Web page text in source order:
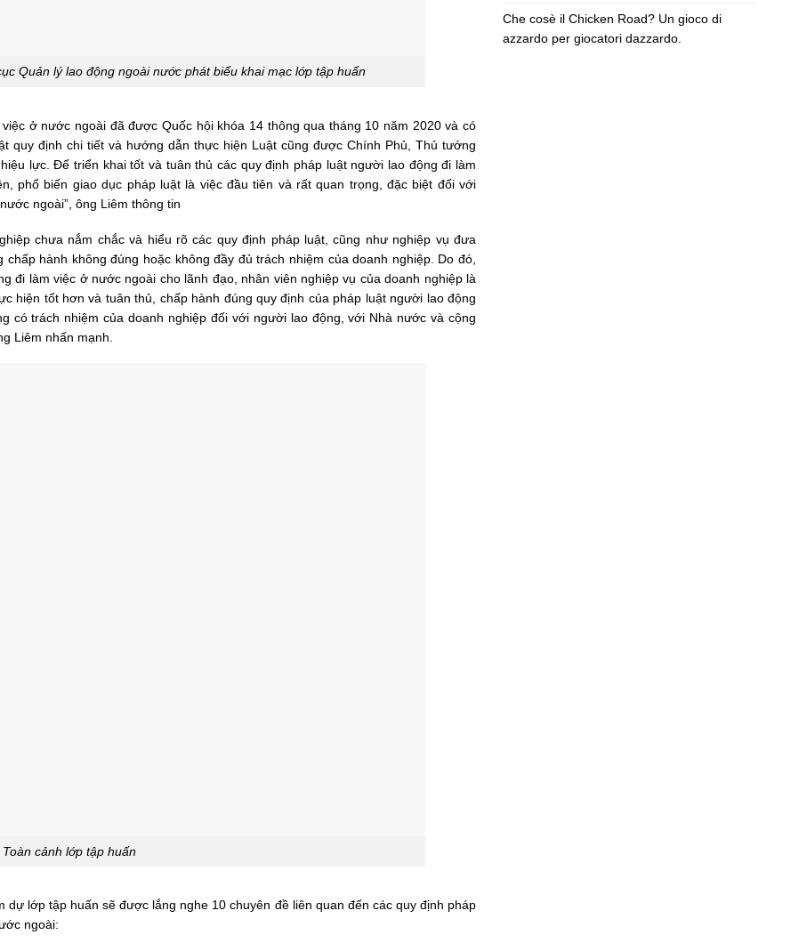
Quản lý lao động ngoài nước phát biểu khai mạc lớp tập huấn
ở nước ngoài đã được Quốc hội khóa 14 thông qua tháng 10 năm 2020 và có
quy định chi tiết và hướng dẫn thực hiện Luật cũng được Chính Phủ, Thủ tướng
lực. Để triển khai tốt và tuân thủ các quy định pháp luật người lao động đi làm
phổ biến giao dục pháp luật là việc đầu tiên và rất quan trọng, đặc biệt đối với
ngoài”, ông Liêm thông tin
chưa nắm chắc và hiểu rõ các quy định pháp luật, cũng như nghiệp vụ đưa
hành không đúng hoặc không đầy đủ trách nhiệm của doanh nghiệp. Do đó,
đi làm việc ở nước ngoài cho lãnh đạo, nhân viên nghiệp vụ của doanh nghiệp là
hiện tốt hơn và tuân thủ, chấp hành đúng quy định của pháp luật người lao động
có trách nhiệm của doanh nghiệp đối với người lao động, với Nhà nước và cộng
Liêm nhấn mạnh.
Toàn cảnh lớp tập huấn
lớp tập huấn sẽ được lắng nghe 10 chuyên đề liên quan đến các quy định pháp
ngoài:
Che cosè il Chicken Road? Un gioco di
azzardo per giocatori dazzardo.